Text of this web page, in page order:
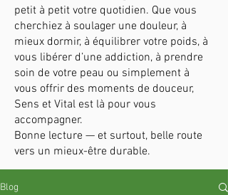
petit à petit votre quotidien. Que vous
cherchiez à soulager une douleur, à
mieux dormir, à équilibrer votre poids, à
vous libérer d’une addiction, à prendre
soin de votre peau ou simplement à
vous offrir des moments de douceur,
Sens et Vital est là pour vous
accompagner.
Bonne lecture — et surtout, belle route
vers un mieux-être durable.
Blog